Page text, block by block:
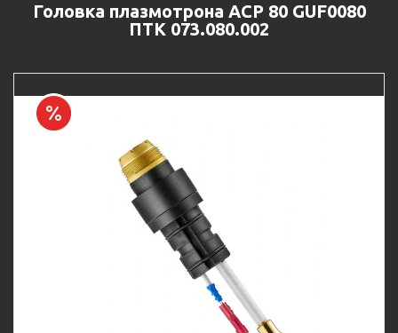
Головка плазмотрона ACP 80 GUF0080
ПТК 073.080.002